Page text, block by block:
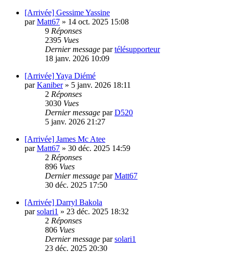
[Arrivée] Gessime Yassine
parMatt67 » 14 oct. 2025 15:08
9 Réponses
2395 Vues
Dernier message partélésupporteur
18 janv. 2026 10:09
[Arrivée] Yaya Diémé
parKaniber» 5 janv. 2026 18:11
2 Réponses
3030 Vues
Dernier message parD520
5 janv. 2026 21:27
[Arrivée] James Mc Atee
parMatt67 » 30 déc. 2025 14:59
2 Réponses
896 Vues
Dernier message parMatt67
30 déc. 2025 17:50
[Arrivée] Darryl Bakola
parsolari1 » 23 déc. 2025 18:32
2 Réponses
806 Vues
Dernier message parsolari1
23 déc. 2025 20:30